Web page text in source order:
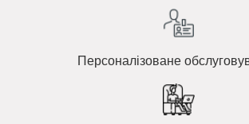
Персоналізоване